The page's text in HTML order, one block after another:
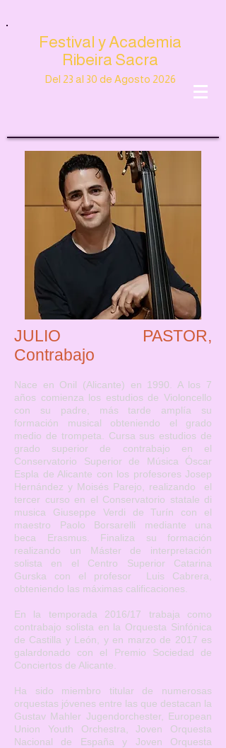
Festival y Academia
Ribeira Sacra
Del 23 al 30 de Agosto 2026
JULIO PASTOR,
Contrabajo
Nace en Onil (Alicante) en 1990. A los 7
años comienza los estudios de Violoncello
con su padre, más tarde amplía su
formación musical obteniendo el grado
medio de trompeta. Cursa sus estudios de
grado superior de contrabajo en el
Conservatorio Superior de Música Óscar
Espla de Alicante con los profesores Josep
Hernández y Moisés Parejo, realizando el
tercer curso en el Conservatorio statale di
musica Giuseppe Verdi de Turín con el
maestro Paolo Borsarelli mediante una
beca Erasmus. Finaliza su formación
realizando un Máster de interpretación
solista en el Centro Superior Catarina
Gurska con el profesor Luis Cabrera,
obteniendo las máximas calificaciones.
En la temporada 2016/17 trabaja como
contrabajo solista en la Orquesta Sinfónica
de Castilla y León, y en marzo de 2017 es
galardonado con el Premio Sociedad de
Conciertos de Alicante.
Ha sido miembro titular de numerosas
orquestas jóvenes entre las que destacan la
Gustav Mahler Jugendorchester, European
Union Youth Orchestra, Joven Orquesta
Nacional de España y Joven Orquesta